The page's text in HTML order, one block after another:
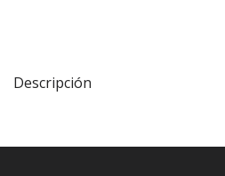
Descripción